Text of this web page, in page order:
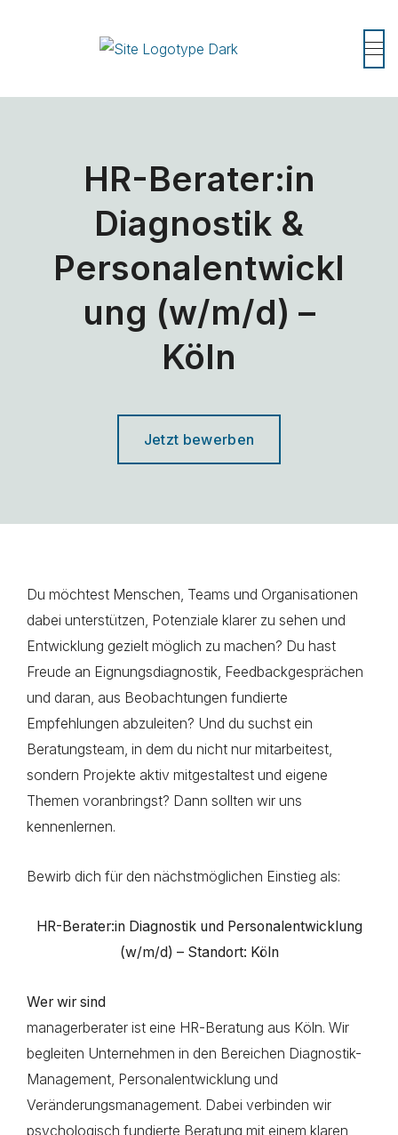
HR-Berater:in
Diagnostik &
Personalentwickl
ung (w/m/d) –
Köln
Jetzt bewerben
Du möchtest Menschen, Teams und Organisationen
dabei unterstützen, Potenziale klarer zu sehen und
Entwicklung gezielt möglich zu machen? Du hast
Freude an Eignungsdiagnostik, Feedbackgesprächen
und daran, aus Beobachtungen fundierte
Empfehlungen abzuleiten? Und du suchst ein
Beratungsteam, in dem du nicht nur mitarbeitest,
sondern Projekte aktiv mitgestaltest und eigene
Themen voranbringst? Dann sollten wir uns
kennenlernen.
Bewirb dich für den nächstmöglichen Einstieg als:
HR-Berater:in Diagnostik und Personalentwicklung
(w/m/d) – Standort: Köln
Wer wir sind
managerberater ist eine HR-Beratung aus Köln. Wir
begleiten Unternehmen in den Bereichen Diagnostik-
Management, Personalentwicklung und
Veränderungsmanagement. Dabei verbinden wir
psychologisch fundierte Beratung mit einem klaren